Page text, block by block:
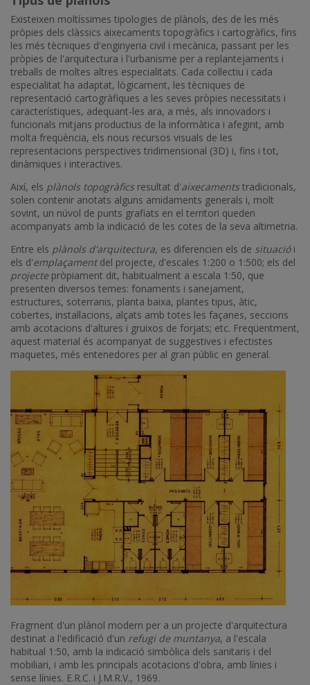
Existeixen moltíssimes tipologies de plànols, des de les més
pròpies dels clàssics aixecaments topogràfics i cartogràfics, fins
les més tècniques d'enginyeria civil i mecànica, passant per les
pròpies de l'arquitectura i l'urbanisme per a replantejaments i
treballs de moltes altres especialitats. Cada col·lectiu i cada
especialitat ha adaptat, lògicament, les tècniques de
representació cartogràfiques a les seves pròpies necessitats i
característiques, adequant-les ara, a més, als innovadors i
funcionals mitjans productius de la informàtica i afegint, amb
molta freqüència, els nous recursos visuals de les
representacions perspectives tridimensional (3D) i, fins i tot,
dinàmiques i interactives.
Així, els plànols topogràfics resultat d'aixecaments tradicionals,
solen contenir anotats alguns amidaments generals i, molt
sovint, un núvol de punts grafiats en el territori queden
acompanyats amb la indicació de les cotes de la seva altimetria.
Entre els plànols d'arquitectura, es diferencien els de situaciói
els d'emplaçamentdel projecte, d'escales 1:200 o 1:500; els del
projecte pròpiament dit, habitualment a escala 1:50, que
presenten diversos temes: fonaments i sanejament,
estructures, soterranis, planta baixa, plantes tipus, àtic,
cobertes, instal·lacions, alçats amb totes les façanes, seccions
amb acotacions d'altures i gruixos de forjats; etc. Freqüentment,
aquest material és acompanyat de suggestives i efectistes
maquetes, més entenedores per al gran públic en general.
Fragment d'un plànol modern per a un projecte d'arquitectura
destinat a l'edificació d'un refugi de muntanya, a l'escala
habitual 1:50, amb la indicació simbòlica dels sanitaris i del
mobiliari, i amb les principals acotacions d'obra, amb línies i
sense línies. E.R.C. i J.M.R.V., 1969.